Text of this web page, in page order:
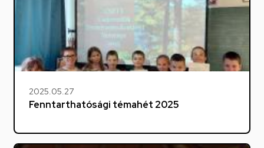
2025.05.27
Fenntarthatósági témahét 2025